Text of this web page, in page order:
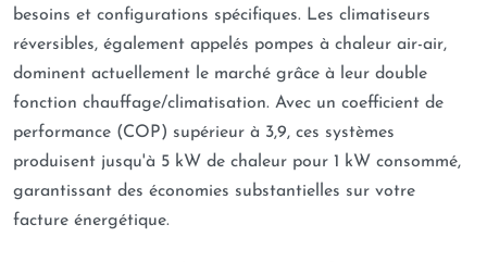
besoins et configurations spécifiques. Les climatiseurs
réversibles, également appelés pompes à chaleur air-air,
dominent actuellement le marché grâce à leur double
fonction chauffage/climatisation. Avec un coefficient de
performance (COP) supérieur à 3,9, ces systèmes
produisent jusqu'à 5 kW de chaleur pour 1 kW consommé,
garantissant des économies substantielles sur votre
facture énergétique.